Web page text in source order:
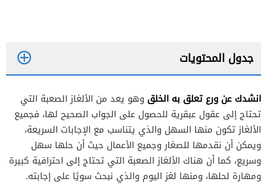
جدول المحتويات
انشدك عن ورع تعلق به الخلق وهو يعد من الألغاز الصعبة التي
تحتاج إلى عقول عبقرية للحصول على الجواب الصحيح لها، فجميع
الألغاز تكون منها السهل والذي يتناسب مع الإجابات السريعة،
ويمكن أن نقدمها للصغار وجميع الأعمال حيث أن حلها سهل
وسريع، كما أن هناك الألغاز الصعبة التي تحتاج إلى احترافية كبيرة
ومهارة لحلها، ومنها لغز اليوم والذي نبحث سويًا على إجابته.